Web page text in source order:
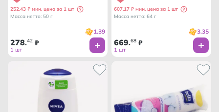
252.43 ₽ мин. цена за 1 шт
Масса нетто: 50 г
1.39
278.42 ₽
1 шт
607.17 ₽ мин. цена за 1 шт
Масса нетто: 64 г
3.35
669.68 ₽
1 шт